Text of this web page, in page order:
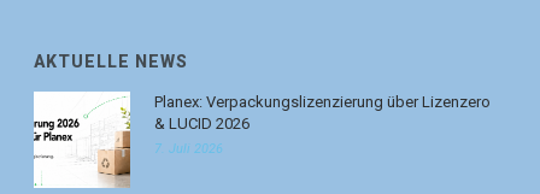
AKTUELLE NEWS
Planex: Verpackungslizenzierung über Lizenzero
& LUCID 2026
7. Juli 2026